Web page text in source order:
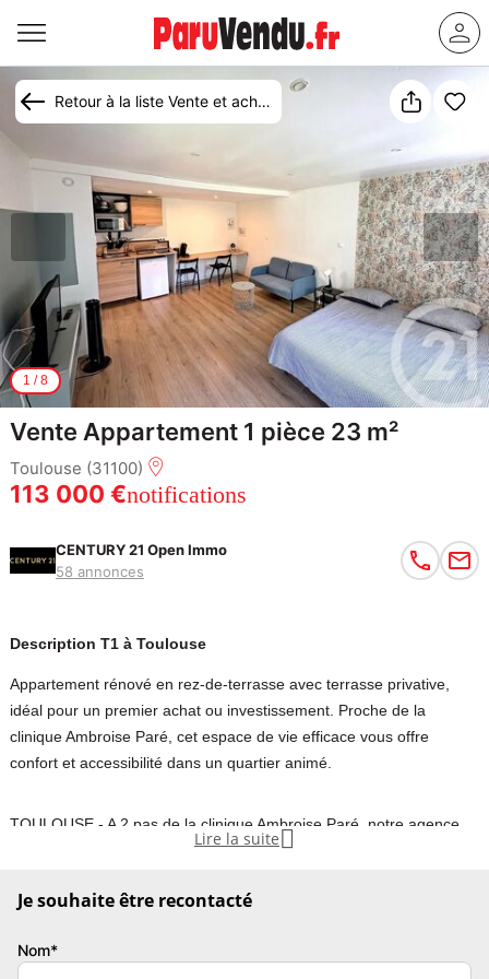
Retour à la liste Vente et achat appartement Toulouse
1 /8
Vente Appartement 1 pièce 23 m²
Toulouse (31100)
113 000 €notifications
CENTURY 21 Open Immo
58 annonces
Description T1 à Toulouse
Appartement rénové en rez-de-terrasse avec terrasse privative,
idéal pour un premier achat ou investissement. Proche de la
clinique Ambroise Paré, cet espace de vie efficace vous offre
confort et accessibilité dans un quartier animé.
TOULOUSE - A 2 pas de la clinique Ambroise Paré, notre agence
Century 21 Open Immo vous présente à la vente libre de toute
rez de terrasse d'une petite copropriété composée de 3 lots, cet
envies d'investissement ou de 1 er achat. Beau séjour avec coin
Lire la suite
Je souhaite être recontacté
Nom*